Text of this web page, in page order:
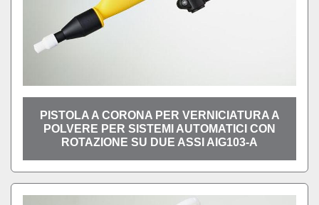
PISTOLA A CORONA PER VERNICIATURA A
POLVERE PER SISTEMI AUTOMATICI CON
ROTAZIONE SU DUE ASSI AIG103-A